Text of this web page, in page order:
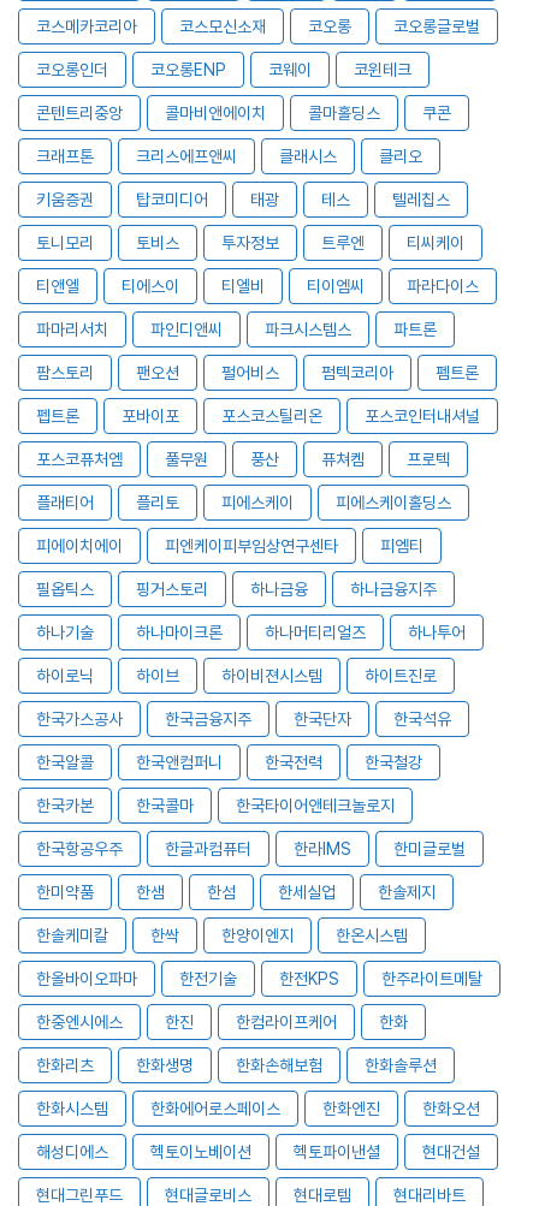
코스메카코리아 코스모신소재 코오롱 코오롱글로벌
코오롱인더 코오롱ENP 코웨이 코윈테크
콘텐트리중앙 콜마비앤에이치 콜마홀딩스 쿠콘
크래프톤 크리스에프앤씨 클래시스 클리오
키움증권 탑코미디어 태광 테스 텔레칩스
토니모리 토비스 투자정보 트루엔 티씨케이
티앤엘 티에스이 티엘비 티이엠씨 파라다이스
파마리서치 파인디앤씨 파크시스템스 파트론
팜스토리 팬오션 펄어비스 펌텍코리아 펨트론
펩트론 포바이포 포스코스틸리온 포스코인터내셔널
포스코퓨처엠 풀무원 풍산 퓨쳐켐 프로텍
플래티어 플리토 피에스케이 피에스케이홀딩스
피에이치에이 피엔케이피부임상연구센타 피엠티
필옵틱스 핑거스토리 하나금융 하나금융지주
하나기술 하나마이크론 하나머티리얼즈 하나투어
하이로닉 하이브 하이비젼시스템 하이트진로
한국가스공사 한국금융지주 한국단자 한국석유
한국알콜 한국앤컴퍼니 한국전력 한국철강
한국카본 한국콜마 한국타이어앤테크놀로지
한국항공우주 한글과컴퓨터 한라IMS 한미글로벌
한미약품 한샘 한섬 한세실업 한솔제지
한솔케미칼 한싹 한양이엔지 한온시스템
한올바이오파마 한전기술 한전KPS 한주라이트메탈
한중엔시에스 한진 한컴라이프케어 한화
한화리츠 한화생명 한화손해보험 한화솔루션
한화시스템 한화에어로스페이스 한화엔진 한화오션
해성디에스 헥토이노베이션 헥토파이낸셜 현대건설
현대그린푸드 현대글로비스 현대로템 현대리바트